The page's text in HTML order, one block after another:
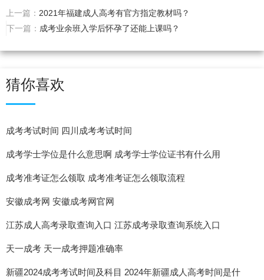
上一篇： 2021年福建成人高考有官方指定教材吗？
下一篇： 成考业余班入学后怀孕了还能上课吗？
猜你喜欢
成考考试时间 四川成考考试时间
成考学士学位是什么意思啊 成考学士学位证书有什么用
成考准考证怎么领取 成考准考证怎么领取流程
安徽成考网 安徽成考网官网
江苏成人高考录取查询入口 江苏成考录取查询系统入口
天一成考 天一成考押题准确率
新疆2024成考考试时间及科目 2024年新疆成人高考时间是什